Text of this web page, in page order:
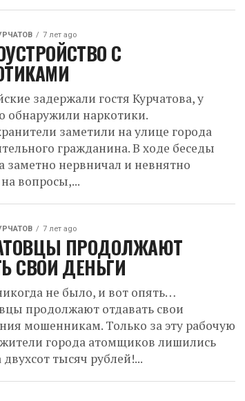
7 лет ago
С
задержали гостя Курчатова, у
обнаружили наркотики.
заметили на улице города
гражданина. В ходе беседы
заметно нервничал и невнятно
вопросы,...
7 лет ago
ПРОДОЛЖАЮТ
СВОИ ДЕНЬГИ
не было, и вот опять…
продолжают отдавать свои
мошенникам. Только за эту рабочую
города атомщиков лишились
тысяч рублей!...